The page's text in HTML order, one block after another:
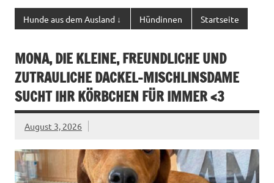
Hunde aus dem Ausland ↓ Hündinnen Startseite
MONA, DIE KLEINE, FREUNDLICHE UND
ZUTRAULICHE DACKEL-MISCHLINSDAME
SUCHT IHR KÖRBCHEN FÜR IMMER <3
August 3, 2026